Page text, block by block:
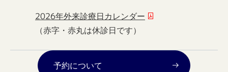
2026年外来診療日カレンダー
（赤字・赤丸は休診日です）
予約について